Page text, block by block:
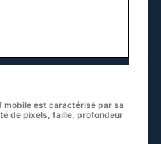
mobile est caractérisé par sa
de pixels, taille, profondeur